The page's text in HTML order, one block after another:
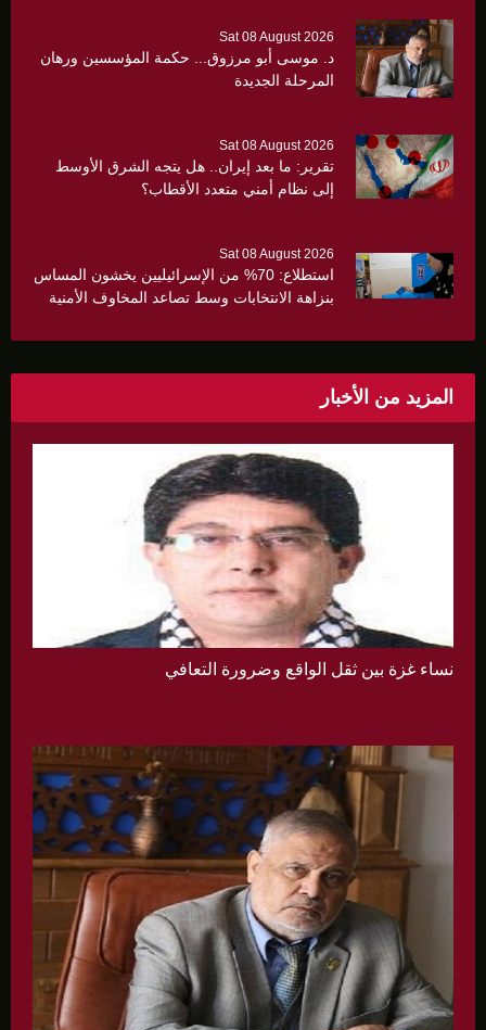
Sat 08 August 2026
د. موسى أبو مرزوق... حكمة المؤسسين ورهان
المرحلة الجديدة
Sat 08 August 2026
تقرير: ما بعد إيران.. هل يتجه الشرق الأوسط
إلى نظام أمني متعدد الأقطاب؟
Sat 08 August 2026
استطلاع: 70% من الإسرائيليين يخشون المساس
بنزاهة الانتخابات وسط تصاعد المخاوف الأمنية
المزيد من الأخبار
نساء غزة بين ثقل الواقع وضرورة التعافي